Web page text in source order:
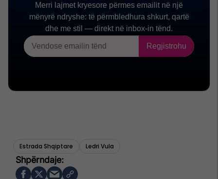
Estrada Shqiptare Ledri Vula